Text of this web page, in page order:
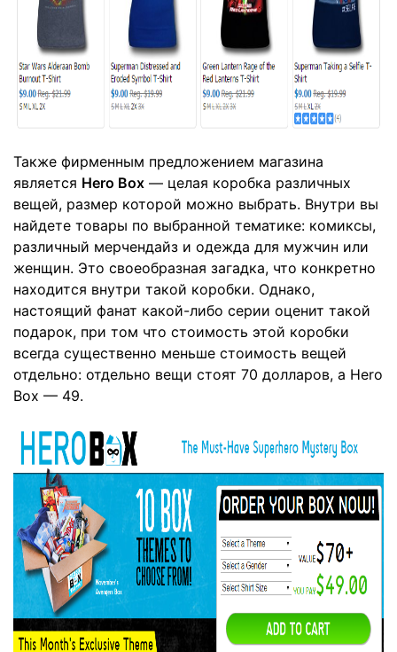
Также фирменным предложением магазина
является Hero Box — целая коробка различных
вещей, размер которой можно выбрать. Внутри вы
найдете товары по выбранной тематике: комиксы,
различный мерчендайз и одежда для мужчин или
женщин. Это своеобразная загадка, что конкретно
находится внутри такой коробки. Однако,
настоящий фанат какой-либо серии оценит такой
подарок, при том что стоимость этой коробки
всегда существенно меньше стоимость вещей
отдельно: отдельно вещи стоят 70 долларов, а Hero
Box — 49.